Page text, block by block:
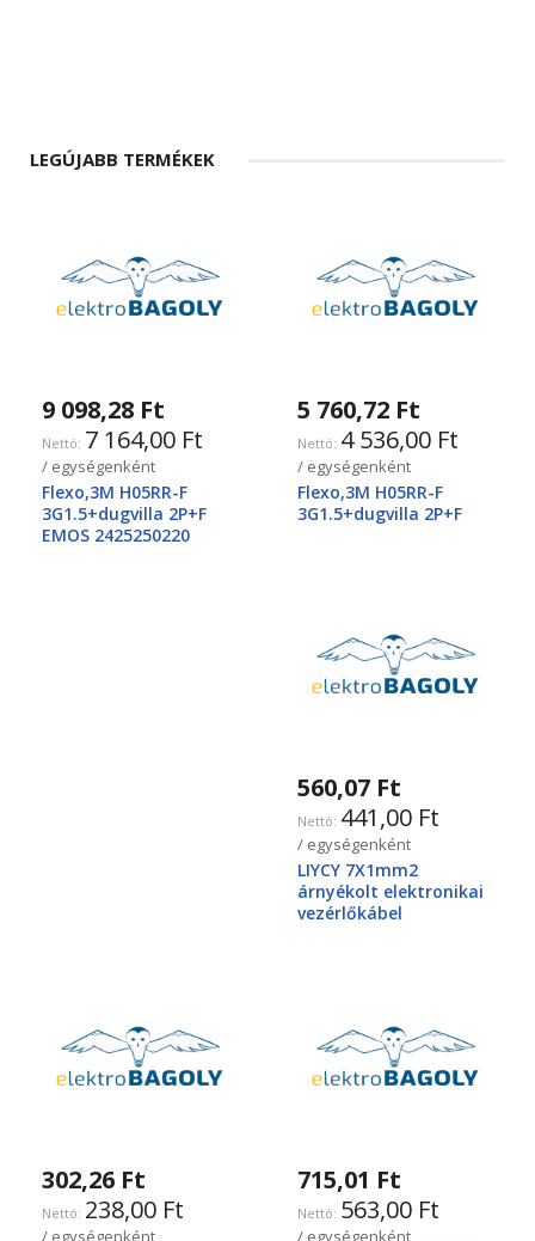
LEGÚJABB TERMÉKEK
9 098,28 Ft
7 164,00 Ft
/ egységenként
Flexo,3M H05RR-F
3G1.5+dugvilla 2P+F
EMOS 2425250220
5 760,72 Ft
4 536,00 Ft
/ egységenként
Flexo,3M H05RR-F
3G1.5+dugvilla 2P+F
560,07 Ft
441,00 Ft
/ egységenként
LIYCY 7X1mm2
árnyékolt elektronikai
vezérlőkábel
302,26 Ft
238,00 Ft
/ egységenként
715,01 Ft
563,00 Ft
/ egységenként